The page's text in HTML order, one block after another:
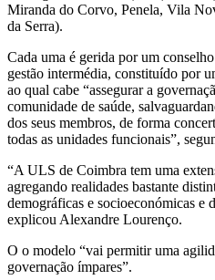
Miranda do Corvo, Penela, Vila
da Serra).
Cada uma é gerida por um
gestão intermédia, constituído por
ao qual cabe “assegurar a
comunidade de saúde,
dos seus membros, de forma
todas as unidades funcionais”,
“A ULS de Coimbra tem uma
agregando realidades bastante
demográficas e socioeconómicas e
explicou Alexandre Lourenço.
O o modelo “vai permitir uma
governação ímpares”.